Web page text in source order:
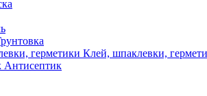
Клей, шпаклевки,
Антисептик